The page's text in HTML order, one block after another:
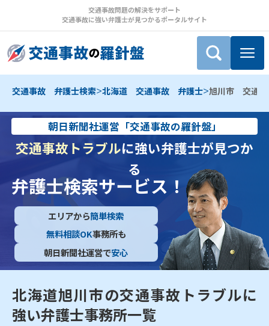
交通事故問題の解決をサポート
交通事故に強い弁護士が見つかるポータルサイト
交通事故 弁護士検索>北海道 交通事故 弁護士>旭川市 交通
朝日新聞社運営「交通事故の羅針盤」
交通事故トラブルに強い弁護士が見つか
る
弁護士検索サービス！
エリアから簡単検索
無料相談OK事務所も
朝日新聞社運営で安心
北海道旭川市の交通事故トラブルに
強い弁護士事務所一覧